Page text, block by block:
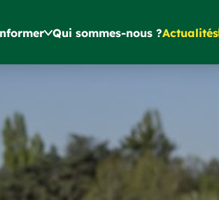
Qui sommes-nous ?Actualités